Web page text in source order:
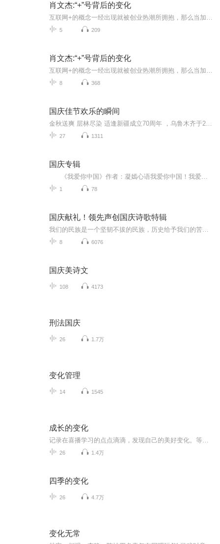
肖文杰:“+”号背后的变化
5 209
肖文杰:“+”号背后的变化
8 368
国庆佳节欢乐的瞬间
27 1311
国庆专辑
1 78
国庆献礼！领先声创国庆诗歌特辑
8 6076
国庆美诗文
108 4173
刑法国庆
26 1.7万
变化管理
14 1545
成长的变化
26 1.4万
四季的变化
26 4.7万
变化无常